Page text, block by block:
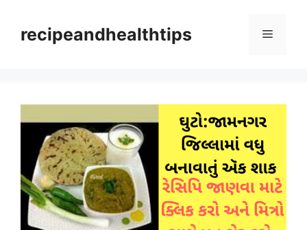
contentrecipeandhealthtips Menu